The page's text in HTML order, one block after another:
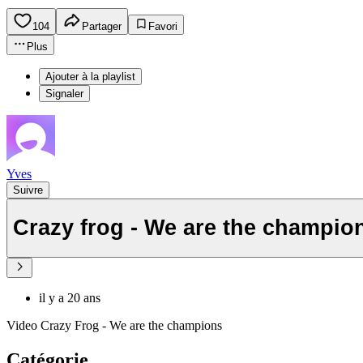
104 Partager
Favori
Plus
Ajouter à la playlist
Signaler
Yves
Suivre
Crazy frog - We are the
il y a 20 ans
Video Crazy Frog - We are the champions